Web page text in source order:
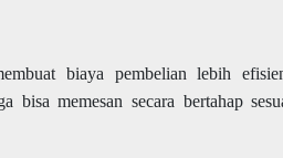
biaya pembelian lebih
bisa memesan secara bertahap